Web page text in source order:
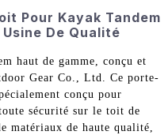
Pour Kayak Tandem
De Qualité
haut de gamme, conçu et
Gear Co., Ltd. Ce porte-
conçu pour
sécurité sur le toit de
matériaux de haute qualité,